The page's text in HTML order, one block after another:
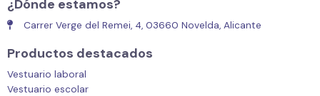
¿Dónde estamos?
Carrer Verge del Remei, 4, 03660 Novelda, Alicante
Productos destacados
Vestuario laboral
Vestuario escolar